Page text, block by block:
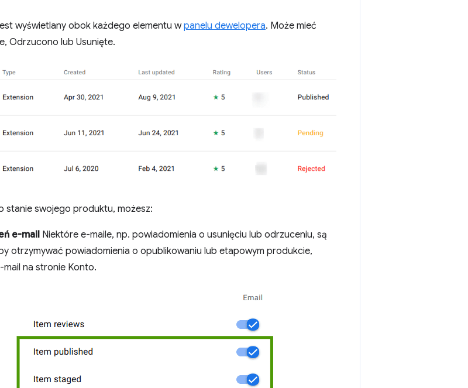
wyświetlany obok każdego elementu wpanelu dewelopera. Może mieć
Odrzucono lub Usunięte.
stanie swojego produktu, możesz:
e-mail Niektóre e-maile, np. powiadomienia o usunięciu lub odrzuceniu, są
otrzymywać powiadomienia o opublikowaniu lub etapowym produkcie,
mail na stronie Konto.